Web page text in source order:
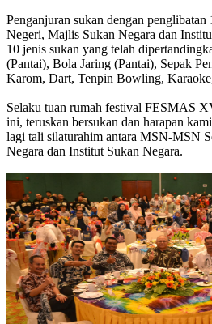
Penganjuran sukan dengan
Negeri, Majlis Sukan Negara dan
10 jenis sukan yang telah
(Pantai), Bola Jaring (Pantai), Sepak
Karom, Dart, Tenpin Bowling,
Selaku tuan rumah festival FESMAS
ini, teruskan bersukan dan harapan
lagi tali silaturahim antara MSN-MSN
Negara dan Institut Sukan Negara.